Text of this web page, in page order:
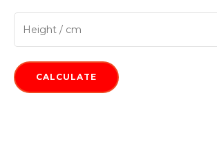
CALCULATE